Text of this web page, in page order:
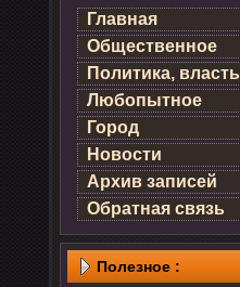
Главная
Общественное
Политика, власть
Любопытное
Город
Новости
Архив записей
Обратная связь
Полезнοе :